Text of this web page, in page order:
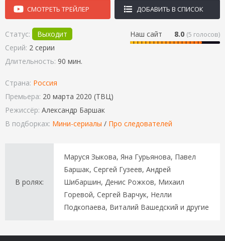
СМОТРЕТЬ ТРЕЙЛЕР ДОБАВИТЬ В СПИСОК
Наш сайт 8.0 (5 голосов)
Статус:
Выходит
Серий: 2 серии
Длительность: 90 мин.
Страна: Россия
Премьера: 20 марта 2020 (ТВЦ)
Режиссёр: Александр Баршак
В подборках: Мини-сериалы / Про следователей
В ролях:
Маруся Зыкова, Яна Гурьянова, Павел
Баршак, Сергей Гузеев, Андрей
Шибаршин, Денис Рожков, Михаил
Горевой, Сергей Варчук, Нелли
Подкопаева, Виталий Вашедский и другие